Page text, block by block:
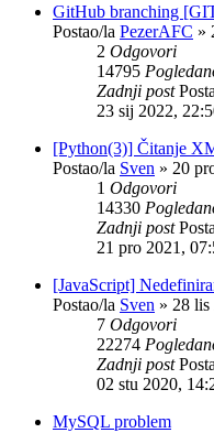
GitHub branching
Postao/la PezerAFC »
2 Odgovori
14795
Zadnji post
23 sij 2022,
[Python(3)] Čitanje
Postao/la Sven » 20
1 Odgovori
14330
Zadnji post
21 pro 2021,
[JavaScript]
Postao/la Sven » 28 lis
7 Odgovori
22274
Zadnji post
02 stu 2020,
MySQL problem